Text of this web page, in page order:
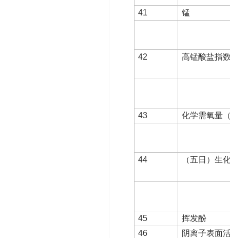
41 锰
42 高锰酸盐指
43 化学需氧量
44 （五日）生
45
挥发酚
46
阴离子表面